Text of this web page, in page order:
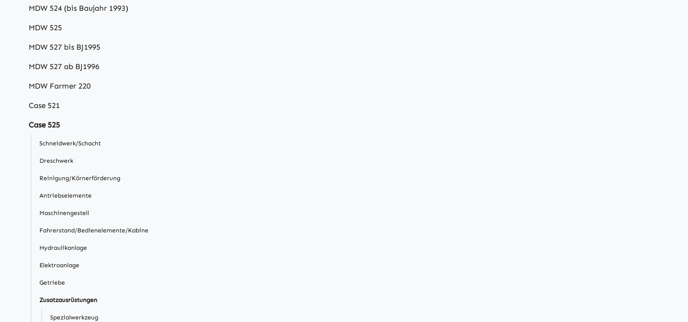
MDW 524 (bis Baujahr 1993)
MDW 525
MDW 527 bis BJ1995
MDW 527 ab BJ1996
MDW Farmer 220
Case 521
Case 525
Schneidwerk/Schacht
Dreschwerk
Reinigung/Körnerförderung
Antriebselemente
Maschinengestell
Fahrerstand/Bedienelemente/Kabine
Hydraulikanlage
Elektroanlage
Getriebe
Zusatzausrüstungen
Spezialwerkzeug